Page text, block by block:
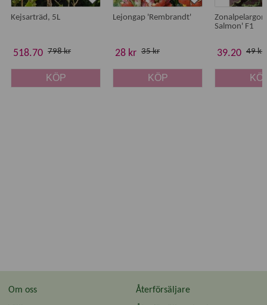
Kejsarträd, 5L
518.70 798 kr
KÖP
Lejongap 'Rembrandt'
28 kr 35 kr
KÖP
Salmon' F1
39.20 49 kr
Om oss
Återförsäljare